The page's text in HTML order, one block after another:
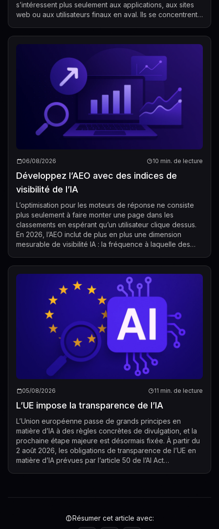
s’intéressent plus seulement aux applications, aux sites
web ou aux utilisateurs finaux en aval. Ils se concentrent
06/08/2026 10 min. de lecture
Développez l’AEO avec des indices de
visibilité de l’IA
L’optimisation pour les moteurs de réponse ne consiste
plus seulement à faire monter une page dans les
classements en espérant qu’un utilisateur clique dessus.
En 2026, l’AEO inclut de plus en plus une dimension
mesurable de visibilité IA : la fréquence à laquelle des
05/08/2026 11 min. de lecture
L’UE impose la transparence de l’IA
L’Union européenne passe de grands principes en
matière d’IA à des règles concrètes de divulgation, et la
prochaine étape majeure est désormais fixée. À partir du
2 août 2026, les obligations de transparence de l’UE en
matière d’IA prévues par l’article 50 de l’AI Act
Résumer cet article avec: